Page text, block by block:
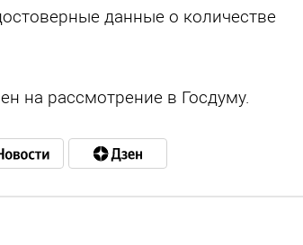
данные о количестве
на рассмотрение в Госдуму.